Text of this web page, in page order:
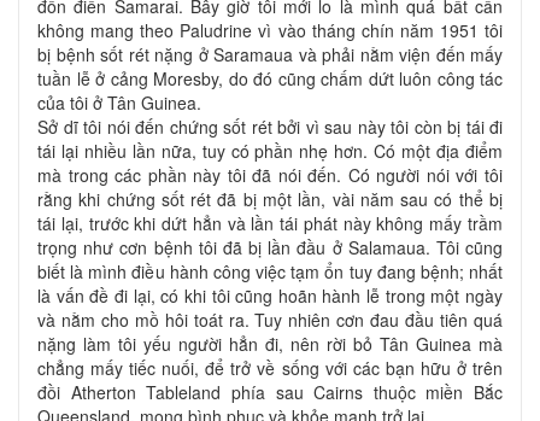
đồn điền Samarai. Bây giờ tôi mới lo là mình quá bất cẩn
không mang theo Paludrine vì vào tháng chín năm 1951 tôi
bị bệnh sốt rét nặng ở Saramaua và phải nằm viện đến mấy
tuần lễ ở cảng Moresby, do đó cũng chấm dứt luôn công tác
của tôi ở Tân Guinea.
Sở dĩ tôi nói đến chứng sốt rét bởi vì sau này tôi còn bị tái đi
tái lại nhiều lần nữa, tuy có phần nhẹ hơn. Có một địa điểm
mà trong các phần này tôi đã nói đến. Có người nói với tôi
rằng khi chứng sốt rét đã bị một lần, vài năm sau có thể bị
tái lại, trước khi dứt hẳn và lần tái phát này không mấy trầm
trọng như cơn bệnh tôi đã bị lần đầu ở Salamaua. Tôi cũng
biết là mình điều hành công việc tạm ổn tuy đang bệnh; nhất
là vấn đề đi lại, có khi tôi cũng hoãn hành lễ trong một ngày
và nằm cho mồ hôi toát ra. Tuy nhiên cơn đau đầu tiên quá
nặng làm tôi yếu người hẳn đi, nên rời bỏ Tân Guinea mà
chẳng mấy tiếc nuối, để trở về sống với các bạn hữu ở trên
đồi Atherton Tableland phía sau Cairns thuộc miền Bắc
Queensland, mong bình phục và khỏe mạnh trở lại.